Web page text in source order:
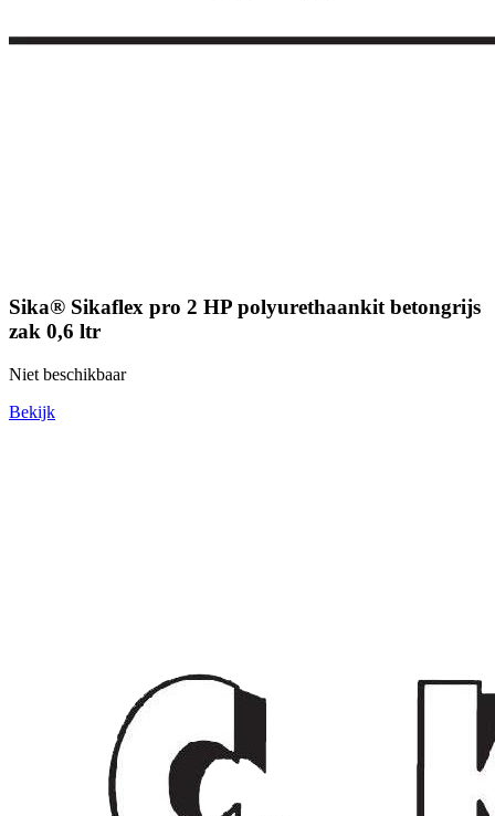
Sika® Sikaflex pro 2 HP polyurethaankit betongrijs
zak 0,6 ltr
Niet beschikbaar
Bekijk